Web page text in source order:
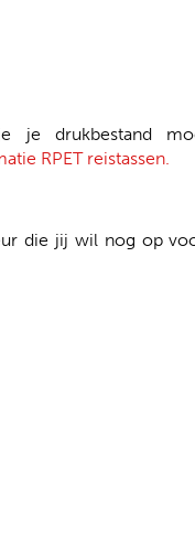
drukbestand
RPET reistassen.
die jij wil nog op